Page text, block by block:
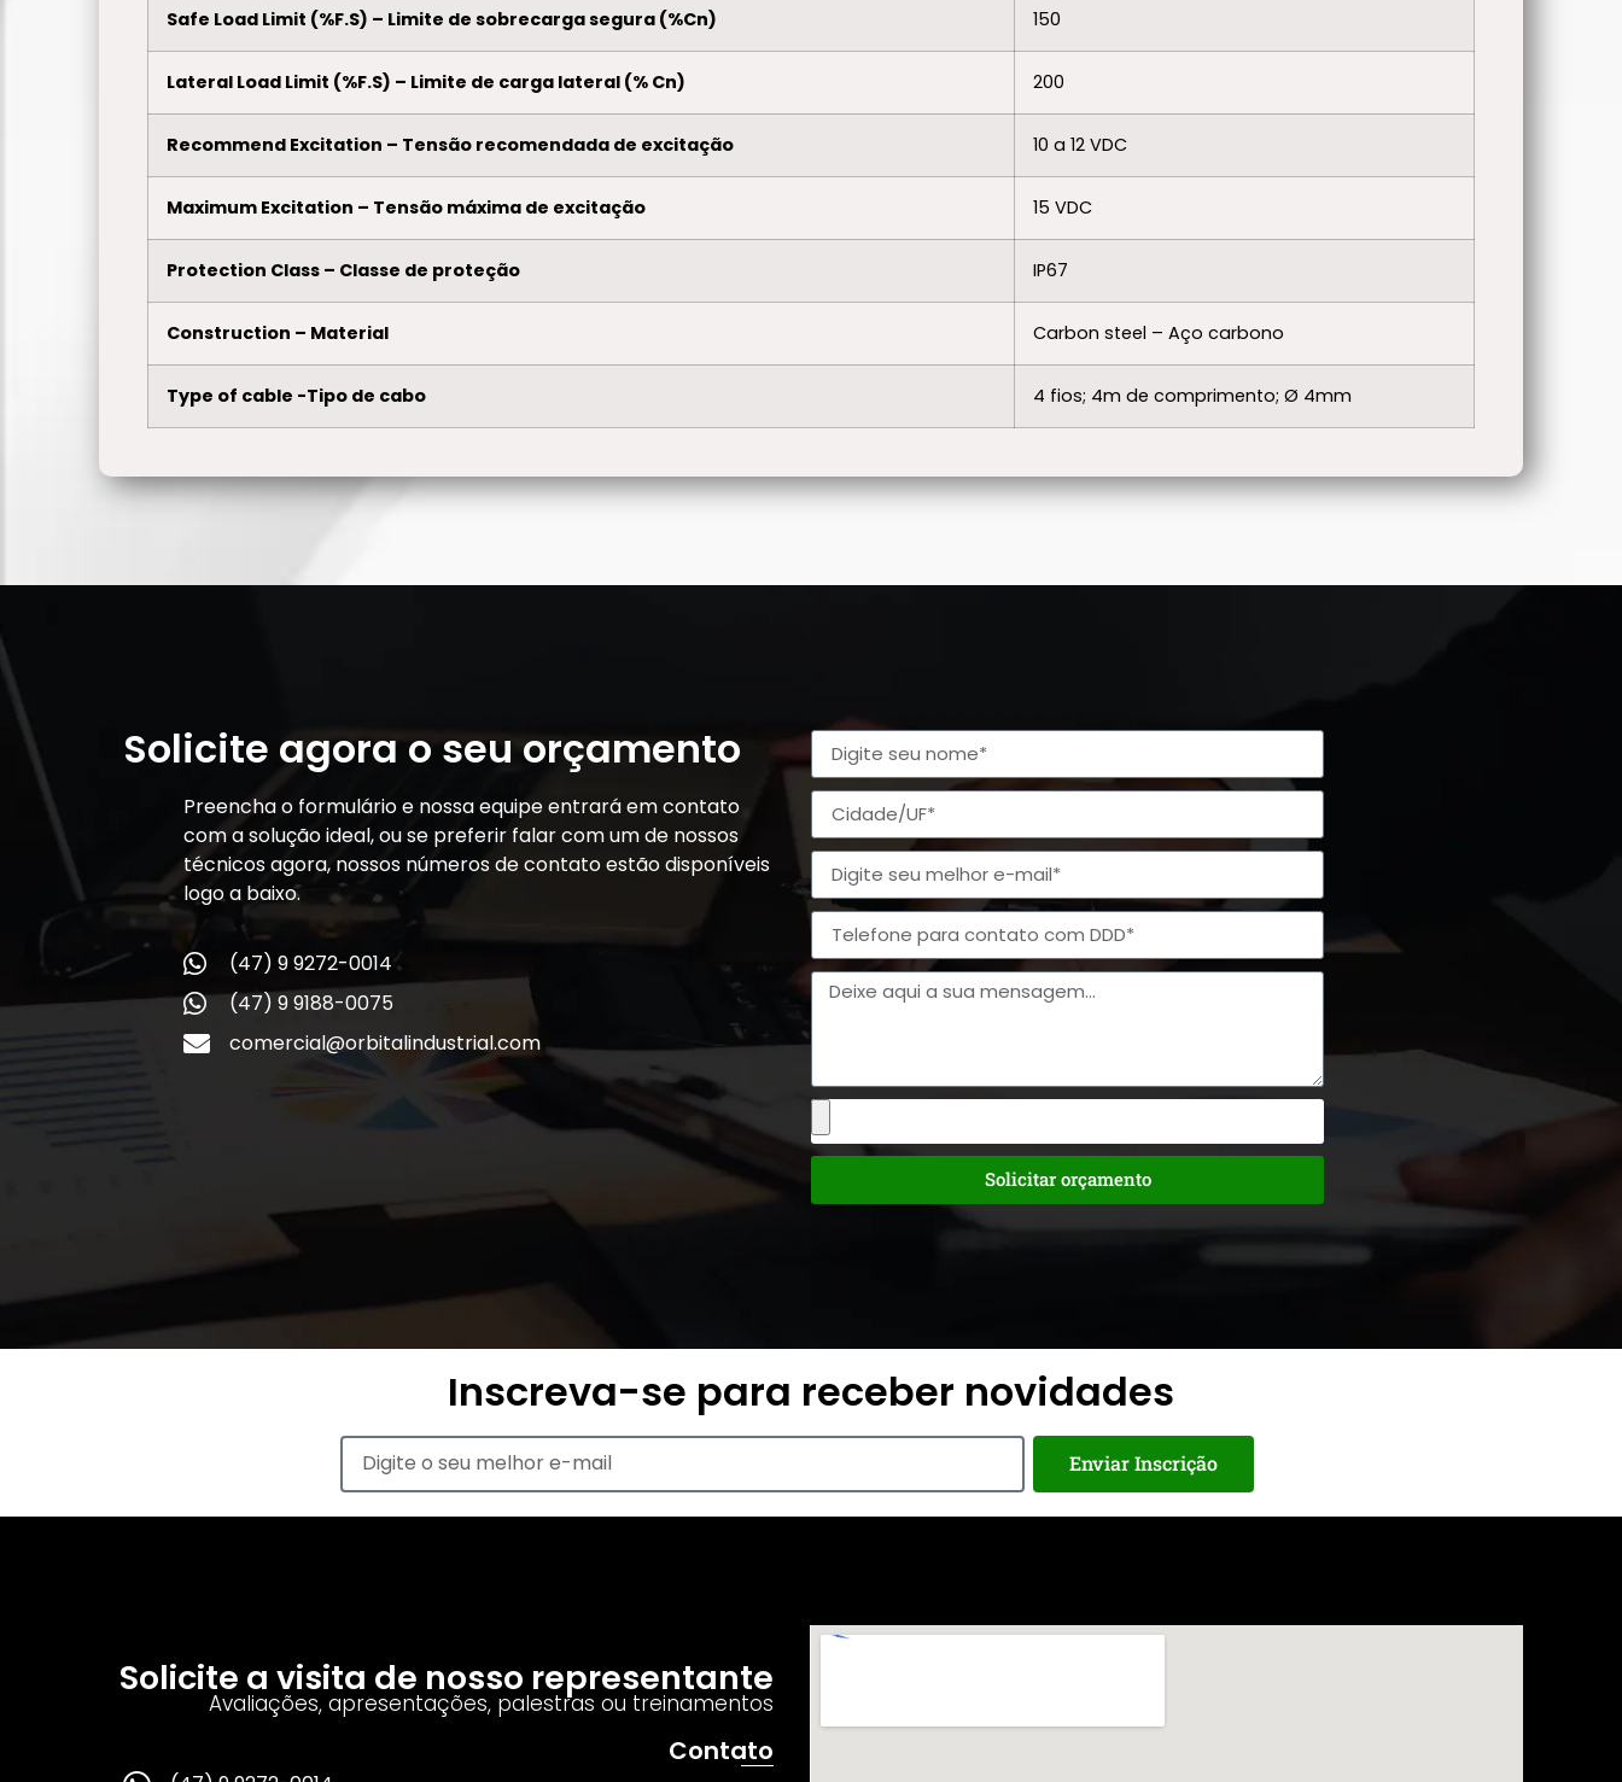
Safe Load Limit (%F.S) – Limite de sobrecarga segura (%Cn) 150
Lateral Load Limit (%F.S) – Limite de carga lateral (% Cn) 200
Recommend Excitation – Tensão recomendada de excitação 10 a 12 VDC
Maximum Excitation – Tensão máxima de excitação 15 VDC
Protection Class – Classe de proteção IP67
Construction – Material Carbon steel – Aço carbono
Type of cable -Tipo de cabo 4 fios; 4m de comprimento; Ø 4mm
Solicite agora o seu orçamento
Preencha o formulário e nossa equipe entrará em contato
com a solução ideal, ou se preferir falar com um de nossos
técnicos agora, nossos números de contato estão disponíveis
logo a baixo.
(47) 9 9272-0014
(47) 9 9188-0075
comercial@orbitalindustrial.com
Solicitar orçamento
Inscreva-se para receber novidades
Enviar Inscrição
Solicite a visita de nosso representante
Avaliações, apresentações, palestras ou treinamentos
Contato